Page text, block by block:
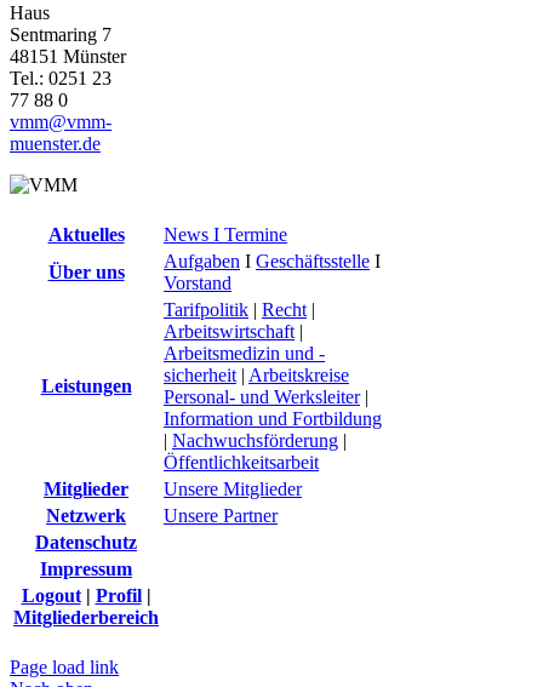
Haus
Sentmaring 7
48151 Münster
Tel.: 0251 23
77 88 0
vmm@vmm-
muenster.de
Aktuelles
News I Termine
Über uns
Aufgaben I Geschäftsstelle I
Vorstand
Leistungen
Tarifpolitik | Recht |
Arbeitswirtschaft |
Arbeitsmedizin und -
sicherheit | Arbeitskreise
Personal- und Werksleiter|
Information und Fortbildung
| Nachwuchsförderung |
Öffentlichkeitsarbeit
Mitglieder
Unsere Mitglieder
Netzwerk
Unsere Partner
Datenschutz
Impressum
Logout| Profil|
Mitgliederbereich
Page load link